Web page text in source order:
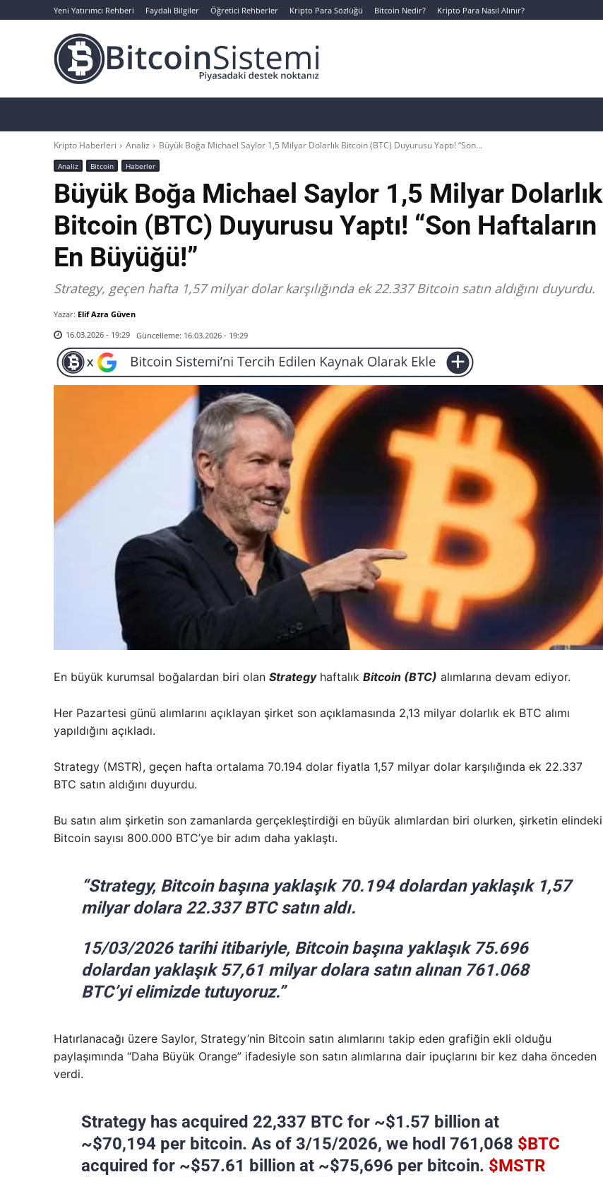
Yeni Yatırımcı Rehberi Faydalı Bilgiler Öğretici Rehberler Kripto Para Sözlüğü Bitcoin Nedir? Kripto Para Nasıl Alınır?
Kripto Haberleri Analiz Büyük Boğa Michael Saylor 1,5 Milyar Dolarlık Bitcoin (BTC) Duyurusu Yaptı! “Son...
Analiz Bitcoin Haberler
Büyük Boğa Michael Saylor 1,5 Milyar Dolarlık
Bitcoin (BTC) Duyurusu Yaptı! “Son Haftaların
En Büyüğü!”
Strategy, geçen hafta 1,57 milyar dolar karşılığında ek 22.337 Bitcoin satın aldığını duyurdu.
Yazar: Elif Azra Güven
16.03.2026 - 19:29 Güncelleme: 16.03.2026 - 19:29
En büyük kurumsal boğalardan biri olan Strategy haftalık Bitcoin (BTC) alımlarına devam ediyor.
Her Pazartesi günü alımlarını açıklayan şirket son açıklamasında 2,13 milyar dolarlık ek BTC alımı
yapıldığını açıkladı.
Strategy (MSTR), geçen hafta ortalama 70.194 dolar fiyatla 1,57 milyar dolar karşılığında ek 22.337
BTC satın aldığını duyurdu.
Bu satın alım şirketin son zamanlarda gerçekleştirdiği en büyük alımlardan biri olurken, şirketin elindeki
Bitcoin sayısı 800.000 BTC’ye bir adım daha yaklaştı.
“Strategy, Bitcoin başına yaklaşık 70.194 dolardan yaklaşık 1,57
milyar dolara 22.337 BTC satın aldı.
15/03/2026 tarihi itibariyle, Bitcoin başına yaklaşık 75.696
dolardan yaklaşık 57,61 milyar dolara satın alınan 761.068
BTC’yi elimizde tutuyoruz.”
Hatırlanacağı üzere Saylor, Strategy’nin Bitcoin satın alımlarını takip eden grafiğin ekli olduğu
paylaşımında “Daha Büyük Orange” ifadesiyle son satın alımlarına dair ipuçlarını bir kez daha önceden
verdi.
Strategy has acquired 22,337 BTC for ~$1.57 billion at
~$70,194 per bitcoin. As of 3/15/2026, we hodl 761,068 $BTC
acquired for ~$57.61 billion at ~$75,696 per bitcoin. $MSTR